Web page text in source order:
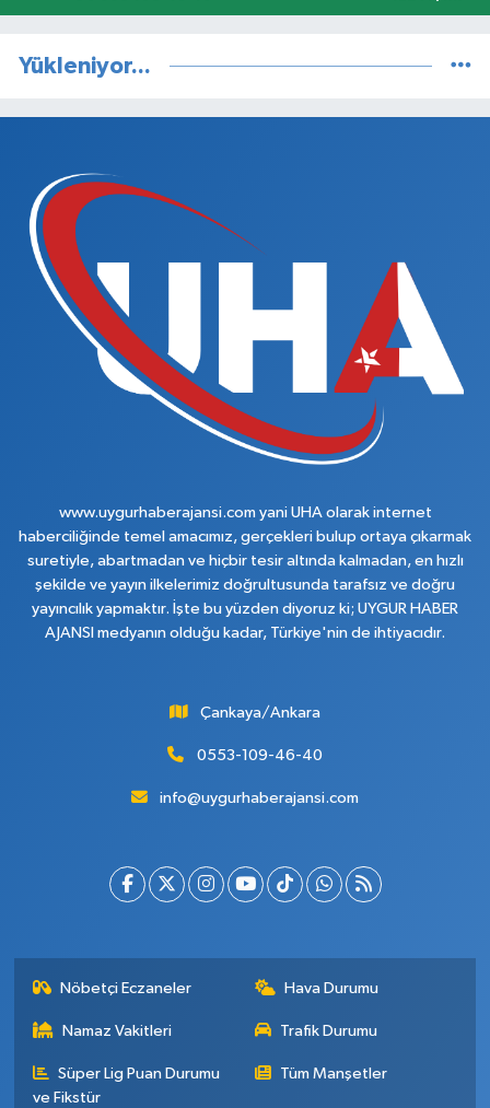
Yükleniyor...
www.uygurhaberajansi.com yani UHA olarak internet
haberciliğinde temel amacımız, gerçekleri bulup ortaya çıkarmak
suretiyle, abartmadan ve hiçbir tesir altında kalmadan, en hızlı
şekilde ve yayın ilkelerimiz doğrultusunda tarafsız ve doğru
yayıncılık yapmaktır. İşte bu yüzden diyoruz ki; UYGUR HABER
AJANSI medyanın olduğu kadar, Türkiye'nin de ihtiyacıdır.
Çankaya/Ankara
0553-109-46-40
info@uygurhaberajansi.com
Nöbetçi Eczaneler Hava Durumu
Namaz Vakitleri Trafik Durumu
Süper Lig Puan Durumu
ve Fikstür
Tüm Manşetler